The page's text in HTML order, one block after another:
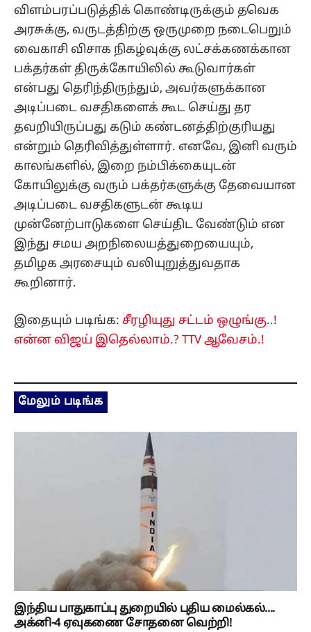
விளம்பரப்படுத்திக் கொண்டிருக்கும் தவெக
அரசுக்கு, வருடத்திற்கு ஒருமுறை நடைபெறும்
வைகாசி விசாக நிகழ்வுக்கு லட்சக்கணக்கான
பக்தர்கள் திருக்கோயிலில் கூடுவார்கள்
என்பது தெரிந்திருந்தும், அவர்களுக்கான
அடிப்படை வசதிகளைக் கூட செய்து தர
தவறியிருப்பது கடும் கண்டனத்திற்குரியது
என்றும் தெரிவித்துள்ளார். எனவே, இனி வரும்
காலங்களில், இறை நம்பிக்கையுடன்
கோயிலுக்கு வரும் பக்தர்களுக்கு தேவையான
அடிப்படை வசதிகளுடன் கூடிய
முன்னேற்பாடுகளை செய்திட வேண்டும் என
இந்து சமய அறநிலையத்துறையையும்,
தமிழக அரசையும் வலியுறுத்துவதாக
கூறினார்.
இதையும் படிங்க: சீரழியுது சட்டம் ஒழுங்கு..!
என்ன விஜய் இதெல்லாம்.? TTV ஆவேசம்.!
மேலும் படிங்க
இந்திய பாதுகாப்பு துறையில் புதிய மைல்கல்....
அக்னி-4 ஏவுகணை சோதனை வெற்றி!